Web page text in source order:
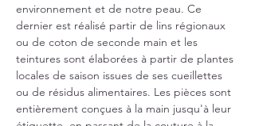
environnement et de notre peau. Ce
dernier est réalisé partir de lins régionaux
ou de coton de seconde main et les
teintures sont élaborées à partir de plantes
locales de saison issues de ses cueillettes
ou de résidus alimentaires. Les pièces sont
entièrement conçues à la main jusqu'à leur